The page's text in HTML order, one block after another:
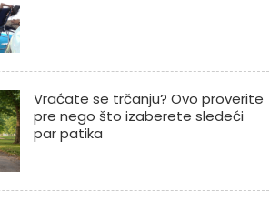
Vraćate se trčanju? Ovo proverite
pre nego što izaberete sledeći
par patika